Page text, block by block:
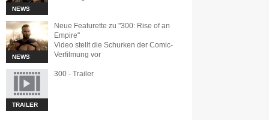
NEWS
NEWS
Neue Featurette zu "300: Rise of an
Empire"
Video stellt die Schurken der Comic-
Verfilmung vor
TRAILER
300 - Trailer